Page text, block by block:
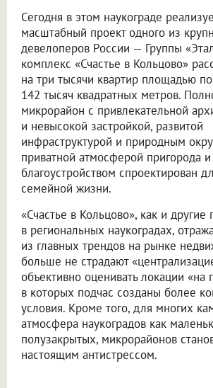
Сегодня в этом наукограде
масштабный проект одного из
девелоперов России — Группы
комплекс «Счастье в Кольцово»
на три тысячи квартир площадью
142 тысяч квадратных метров.
микрорайон с привлекательной
и невысокой застройкой, развитой
инфраструктурой и природным
приватной атмосферой пригорода
благоустройством спроектирован
семейной жизни.
«Счастье в Кольцово», как и другие
в региональных наукоградах,
из главных трендов на рынке
больше не страдают
объективно оценивать локации «на
в которых подчас созданы более
условия. Кроме того, для многих
атмосфера наукоградов как
полузакрытых, микрорайонов
настоящим антистрессом.